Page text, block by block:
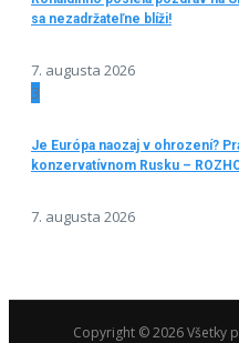
sa nezadržateľne blíži!
7. augusta 2026
3
Je Európa naozaj v ohrození?
konzervatívnom Rusku –
7. augusta 2026
Copyright © 2026 Všetky